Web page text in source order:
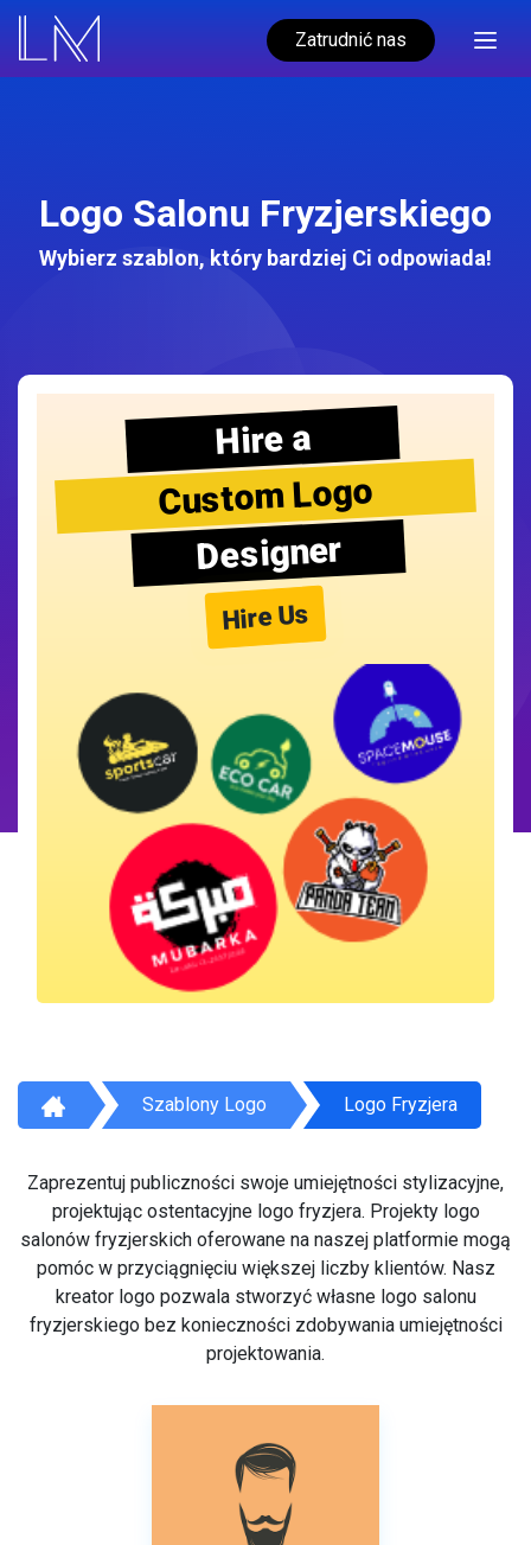
Zatrudnić nas
Logo Salonu Fryzjerskiego
Wybierz szablon, który bardziej Ci odpowiada!
Hire a
Custom Logo
Designer
Hire Us
Szablony Logo Logo Fryzjera
Zaprezentuj publiczności swoje umiejętności stylizacyjne,
projektując ostentacyjne logo fryzjera. Projekty logo
salonów fryzjerskich oferowane na naszej platformie mogą
pomóc w przyciągnięciu większej liczby klientów. Nasz
kreator logo pozwala stworzyć własne logo salonu
fryzjerskiego bez konieczności zdobywania umiejętności
projektowania.